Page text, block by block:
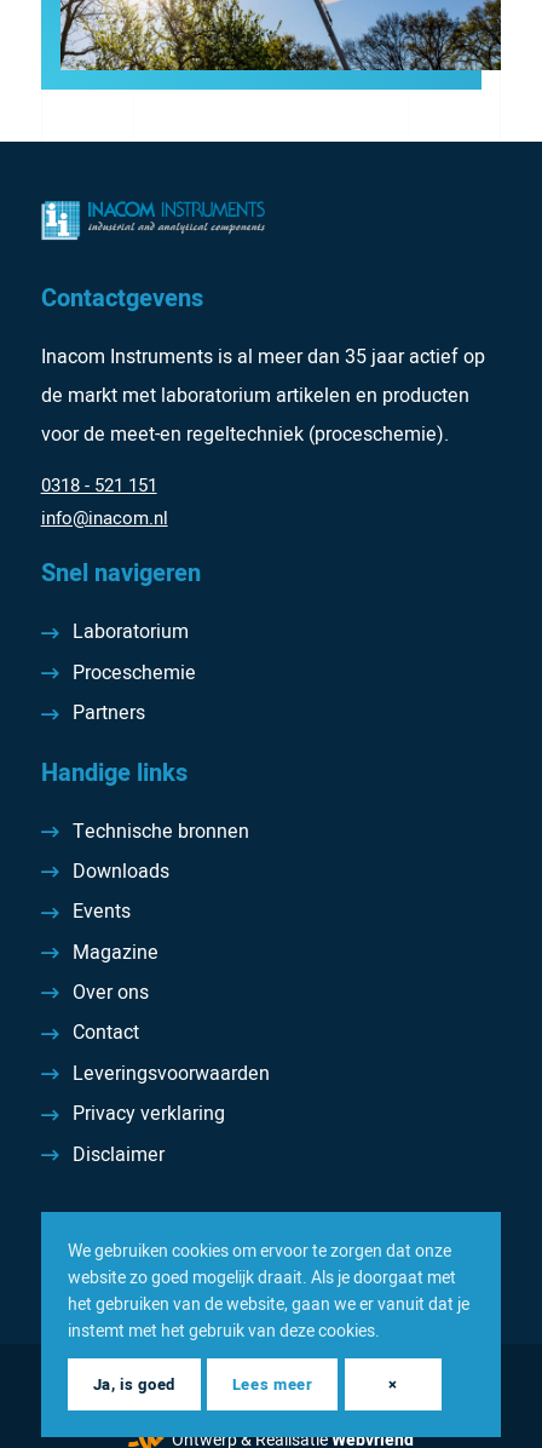
Contactgevens
Inacom Instruments is al meer dan 35 jaar actief op
de markt met laboratorium artikelen en producten
voor de meet-en regeltechniek (proceschemie).
0318 - 521 151
info@inacom.nl
Snel navigeren
Laboratorium
Proceschemie
Partners
Handige links
Technische bronnen
Downloads
Events
Magazine
Over ons
Contact
Leveringsvoorwaarden
Privacy verklaring
Disclaimer
© 2026 Inacom — Sterk in spareparts, consumables en
componenten
Ontwerp & RealisatieWebvriend
We gebruiken cookies om ervoor te zorgen dat onze
website zo goed mogelijk draait. Als je doorgaat met
het gebruiken van de website, gaan we er vanuit dat je
instemt met het gebruik van deze cookies.
Ja, is goed Lees meer ×